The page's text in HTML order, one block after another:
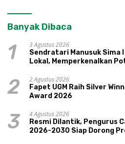
Banyak Dibaca
1
3 Agustus 2026
Sendratari Manusuk Sima
Lokal, Memperkenalkan
2
2 Agustus 2026
Fapet UGM Raih Silver
Award 2026
3
4 Agustus 2026
Resmi Dilantik, Pengurus
2026-2030 Siap Dorong